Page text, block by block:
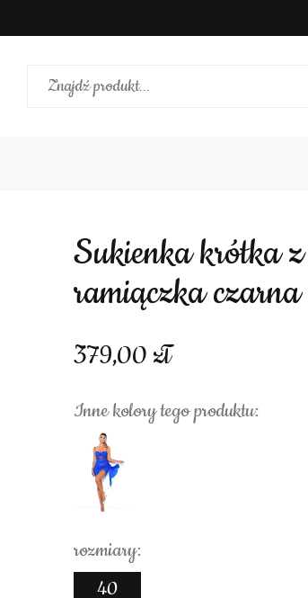
Sukienka krótka z marszczeniami
ramiączka czarna
379,00
Inne kolory tego produktu:
rozmiary:
40